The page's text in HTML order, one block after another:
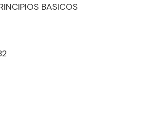
BASICOS